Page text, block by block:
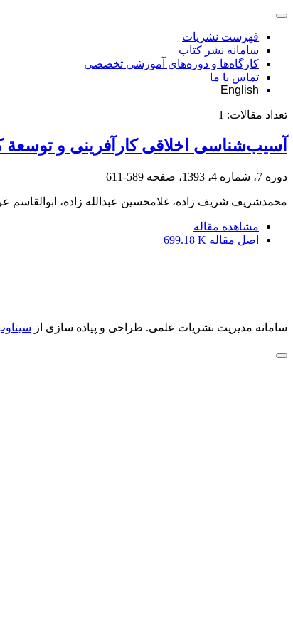
فهرست نشریات
سامانه نشر کتاب
کارگاه‌ها و دوره‌های آموزشی تخصصی
تماس با ما
English
تعداد مقالات: 1
آسیب‌شناسی اخلاقی کارآفرینی و
دوره 7، شماره 4، 1393، صفحه 589-611
محمدشریف شریف زاده، غلامحسین عبدالله زاده، ابوالقاسم
مشاهده مقاله
اصل مقاله 699.18 K
سامانه مدیریت نشریات علمی. طراحی و پیاده سازی از